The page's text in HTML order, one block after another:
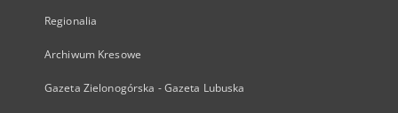
Regionalia
Archiwum Kresowe
Gazeta Zielonogórska - Gazeta Lubuska